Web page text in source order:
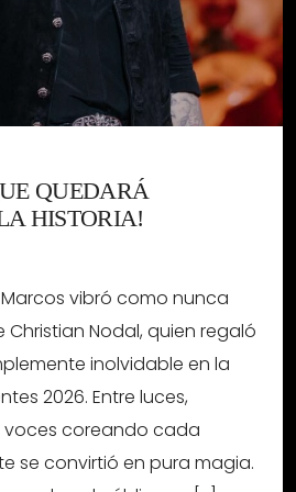
QUEDARÁ
HISTORIA!
Marcos vibró como nunca
Nodal, quien regaló
inolvidable en la
2026. Entre luces,
voces coreando cada
se convirtió en pura magia.